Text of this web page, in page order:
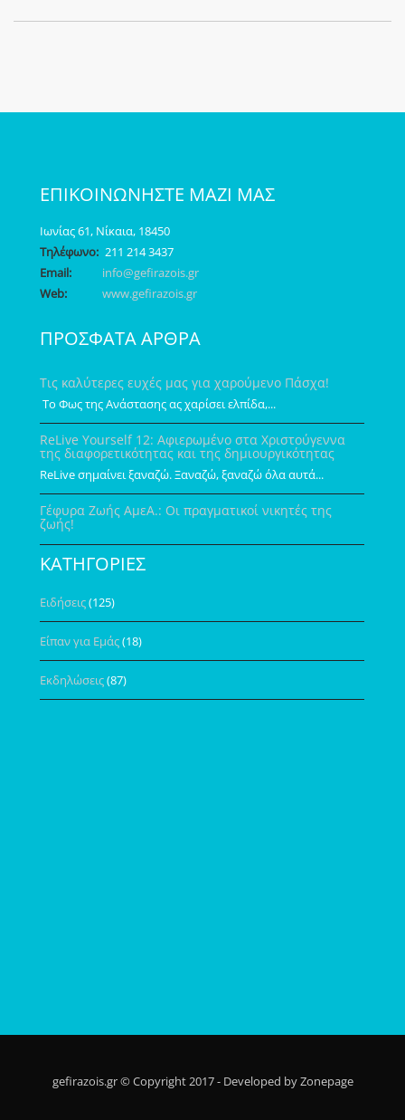
ΕΠΙΚΟΙΝΩΝΗΣΤΕ ΜΑΖΙ ΜΑΣ
Ιωνίας 61, Νίκαια, 18450
Τηλέφωνο:211 214 3437
Email:
info@gefirazois.gr
Web:
www.gefirazois.gr
ΠΡΟΣΦΑΤΑ ΑΡΘΡΑ
Τις καλύτερες ευχές μας για χαρούμενο Πάσχα!
Το Φως της Ανάστασης ας χαρίσει ελπίδα,...
ReLive Yourself 12: Αφιερωμένο στα Χριστούγεννα
της διαφορετικότητας και της δημιουργικότητας
ReLive σημαίνει ξαναζώ. Ξαναζώ, ξαναζώ όλα αυτά...
Γέφυρα Ζωής ΑμεΑ.: Οι πραγματικοί νικητές της
ζωής!
ΚΑΤΗΓΟΡΙΕΣ
Ειδήσεις(125)
Είπαν για Εμάς(18)
Εκδηλώσεις(87)
gefirazois.gr © Copyright 2017 - Developed by Zonepage